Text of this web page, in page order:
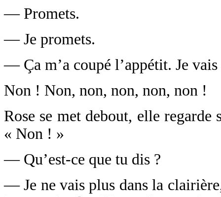
— Promets.
— Je promets.
— Ça m’a coupé l’appétit. Je
Non ! Non, non, non, non, non !
Rose se met debout, elle
« Non ! »
— Qu’est-ce que tu dis ?
— Je ne vais plus dans la